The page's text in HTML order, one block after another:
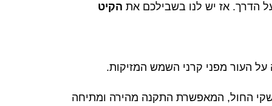
הדרך. אז יש לנו בשבילכם את הקיט
על העור מפני קרני השמש המזיקות.
החול, המאפשרת התקנה מהירה ומתיחה